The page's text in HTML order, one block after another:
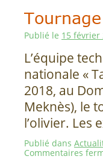
Publié le 15 février
L’équipe
nationale «
2018, au
Meknès), le
l’olivier. Les
Publié dans
Commentaires